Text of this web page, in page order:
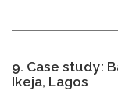
9. Case study:
Ikeja, Lagos